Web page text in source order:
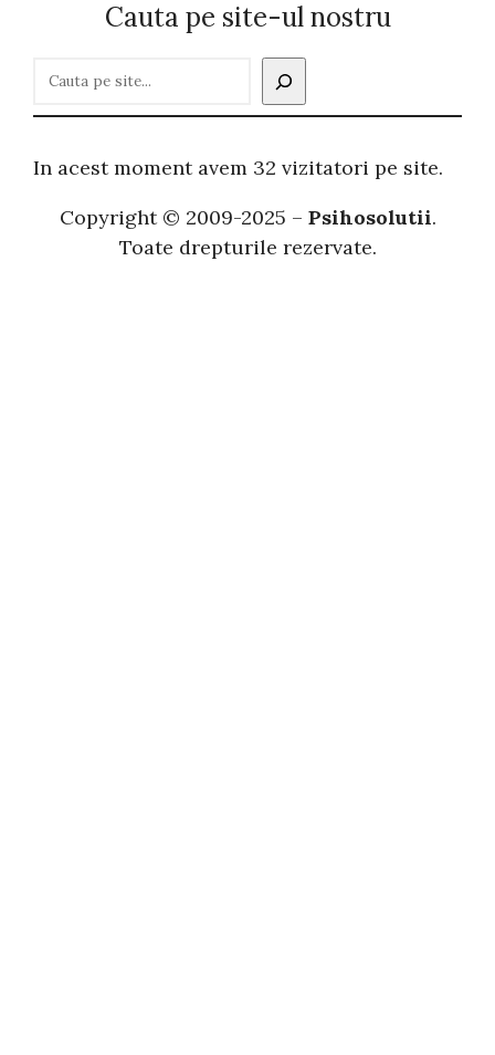
Cauta pe site-ul nostru
t
In acest moment avem 32 vizitatori pe site.
Copyright © 2009-2025 – Psihosolutii.
Toate drepturile rezervate.